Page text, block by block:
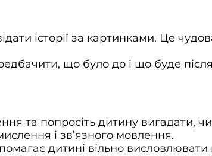
історії за картинками. Це
що було до і що буде
та попросіть дитину вигадати,
і зв’язного мовлення.
дитині вільно